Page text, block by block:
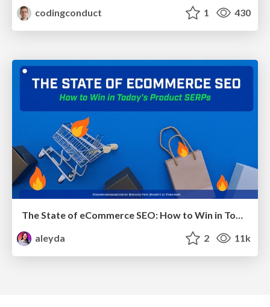
codingconduct
1 430
aleyda
2 11k